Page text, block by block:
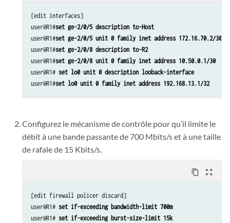
[edit interfaces]
user@R1#set ge-2/0/5 description to-Host
user@R1#set ge-2/0/5 unit 0 family inet address 172.16.70.2/30
user@R1#set ge-2/0/8 description to-R2
user@R1#set ge-2/0/8 unit 0 family inet address 10.50.0.1/30
user@R1# set lo0 unit 0 description looback-interface
user@R1#set lo0 unit 0 family inet address 192.168.13.1/32
Configurez le mécanisme de contrôle pour qu’il limite le
débit à une bande passante de 700 Mbits/s et à une taille
de rafale de 15 Kbits/s.
content_copy zoom_out_map
[edit firewall policer discard]
user@R1# set if-exceeding bandwidth-limit 700m
user@R1# set if-exceeding burst-size-limit 15k